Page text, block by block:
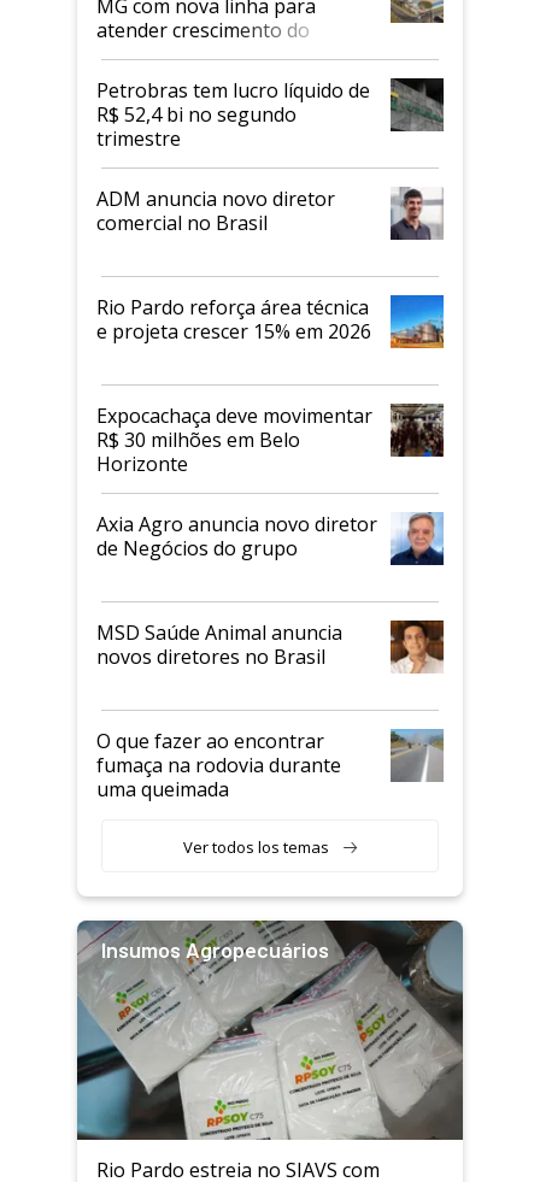
MG com nova linha para
atender crescimento do
mercado de alimentos
proteicos
Petrobras tem lucro líquido de
R$ 52,4 bi no segundo
trimestre
ADM anuncia novo diretor
comercial no Brasil
Rio Pardo reforça área técnica
e projeta crescer 15% em 2026
Expocachaça deve movimentar
R$ 30 milhões em Belo
Horizonte
Axia Agro anuncia novo diretor
de Negócios do grupo
MSD Saúde Animal anuncia
novos diretores no Brasil
O que fazer ao encontrar
fumaça na rodovia durante
uma queimada
Ver todos los temas
Insumos Agropecuários
Rio Pardo estreia no SIAVS com